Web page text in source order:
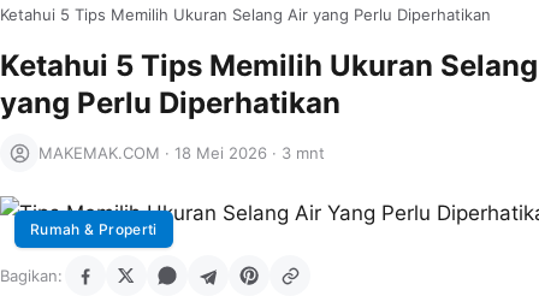
Ketahui 5 Tips Memilih Ukuran Selang Air yang Perlu Diperhatikan
Ketahui 5 Tips Memilih Ukuran
yang Perlu Diperhatikan
MAKEMAK.COM · 18 Mei 2026 · 3 mnt
Rumah & Properti
Bagikan: